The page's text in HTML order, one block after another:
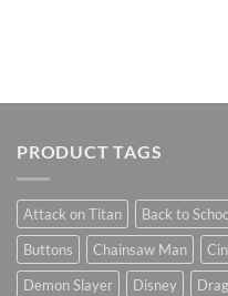
PRODUCT TAGS
Attack on Titan Back to
Buttons
Chainsaw Man
Demon Slayer
Disney